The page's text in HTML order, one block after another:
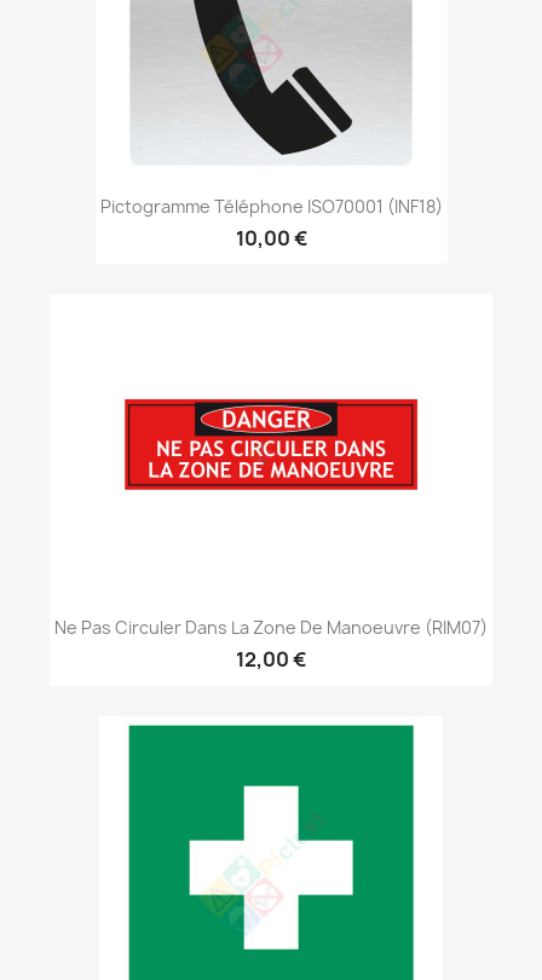
Pictogramme Téléphone ISO70001 (INF18)
10,00 €
Ne Pas Circuler Dans La Zone De Manoeuvre (RIM07)
12,00 €